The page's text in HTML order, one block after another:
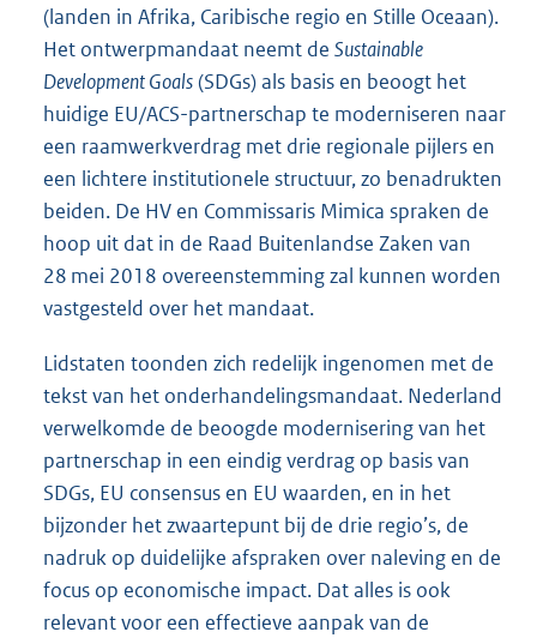
(landen in Afrika, Caribische regio en Stille Oceaan).
Het ontwerpmandaat neemt de Sustainable
Development Goals(SDGs) als basis en beoogt het
huidige EU/ACS-partnerschap te moderniseren naar
een raamwerkverdrag met drie regionale pijlers en
een lichtere institutionele structuur, zo benadrukten
beiden. De HV en Commissaris Mimica spraken de
hoop uit dat in de Raad Buitenlandse Zaken van
28 mei 2018 overeenstemming zal kunnen worden
vastgesteld over het mandaat.
Lidstaten toonden zich redelijk ingenomen met de
tekst van het onderhandelingsmandaat. Nederland
verwelkomde de beoogde modernisering van het
partnerschap in een eindig verdrag op basis van
SDGs, EU consensus en EU waarden, en in het
bijzonder het zwaartepunt bij de drie regio’s, de
nadruk op duidelijke afspraken over naleving en de
focus op economische impact. Dat alles is ook
relevant voor een effectieve aanpak van de